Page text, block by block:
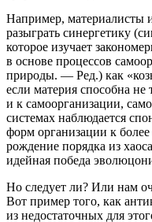
Например, материалисты
разыграть синергетику
которое изучает
в основе процессов
природы. — Ред.) как
если материя способна не
и к самоорганизации,
системах наблюдается
форм организации к
рождение порядка из
идейная победа
Но следует ли? Или нам
Вот пример того, как
из недостаточных для